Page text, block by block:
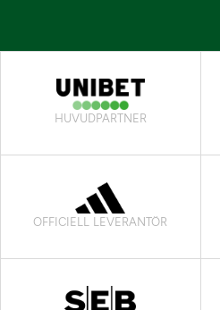
HUVUDPARTNER
OFFICIELL LEVERANTÖR